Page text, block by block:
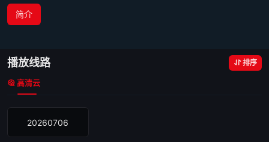
简介
播放线路 排序
高清云
20260706